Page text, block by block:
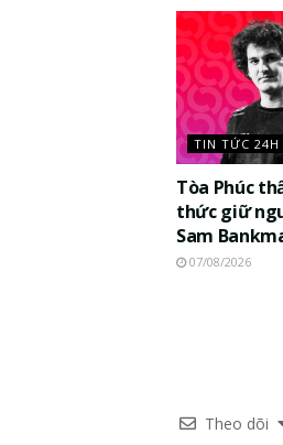
TIN TỨC 24H
Tòa Phúc
thức giữ
Sam
07/08/2026
Theo dõi